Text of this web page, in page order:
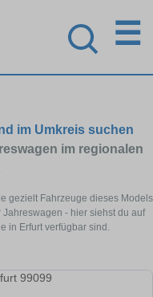
☰
im Umkreis suchen
im regionalen
gezielt Fahrzeuge dieses Models
- hier siehst du auf
in Erfurt verfügbar sind.